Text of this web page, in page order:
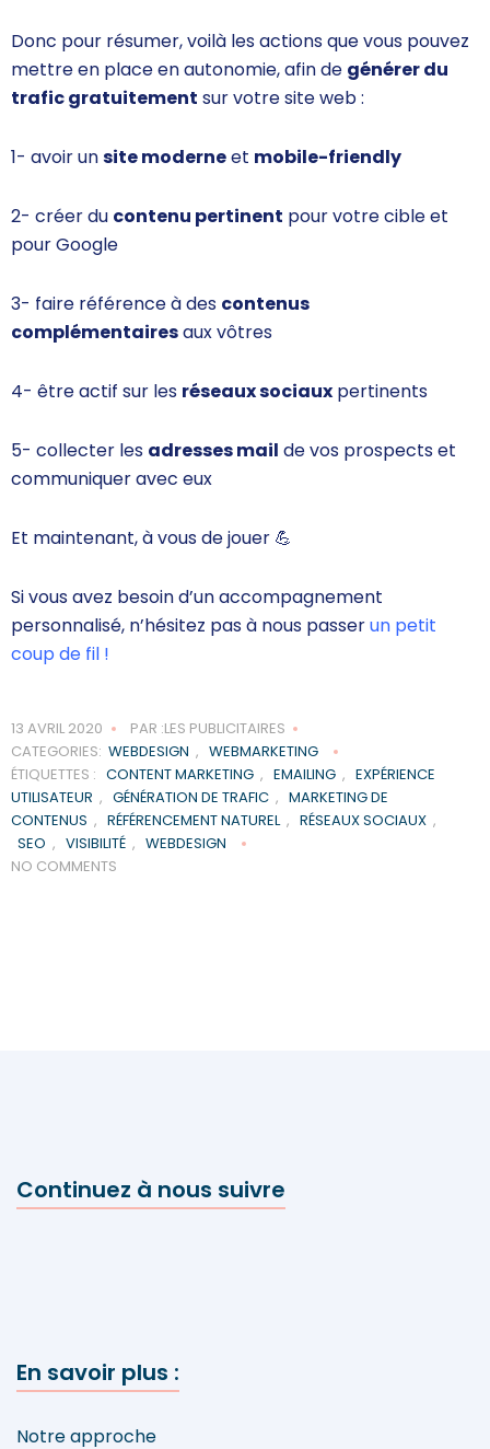
Donc pour résumer, voilà les actions que vous pouvez
mettre en place en autonomie, afin de générer du
trafic gratuitement sur votre site web :
1- avoir unsite moderneet mobile-friendly
2- créer du contenu pertinent pour votre cible et
pour Google
3- faire référence à des contenus
complémentairesaux vôtres
4- être actif sur les réseaux sociaux pertinents
5- collecter les adresses mail de vos prospects et
communiquer avec eux
Et maintenant, à vous de jouer 💪
Si vous avez besoin d’un accompagnement
personnalisé, n’hésitez pas à nous passerun petit
coup de fil !
13 AVRIL 2020
PAR :LES PUBLICITAIRES
CATEGORIES: WEBDESIGN , WEBMARKETING
ÉTIQUETTES : CONTENT MARKETING , EMAILING , EXPÉRIENCE
UTILISATEUR , GÉNÉRATION DE TRAFIC , MARKETING DE
CONTENUS , RÉFÉRENCEMENT NATUREL , RÉSEAUX SOCIAUX ,
SEO , VISIBILITÉ , WEBDESIGN
NO COMMENTS
Continuez à nous suivre
En savoir plus :
Notre approche